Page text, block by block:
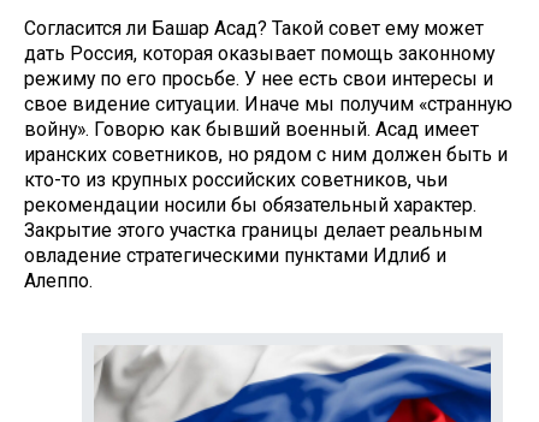
Согласится ли Башар Асад? Такой совет ему может
дать Россия, кото­рая оказывает помощь законному
режиму по его просьбе. У нее есть свои интересы и
свое видение ситу­ации. Иначе мы получим «странную
войну». Говорю как бывший воен­ный. Асад имеет
иранских советни­ков, но рядом с ним должен быть и
кто-то из крупных российских со­ветников, чьи
рекомендации носили бы обязательный характер.
Закры­тие этого участка границы делает реальным
овладение стратегически­ми пунктами Идлиб и
Алеппо.